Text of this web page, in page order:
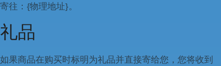
寄往：{物理地址}。
礼品
如果商品在购买时标明为礼品并直接寄给您，您将收到